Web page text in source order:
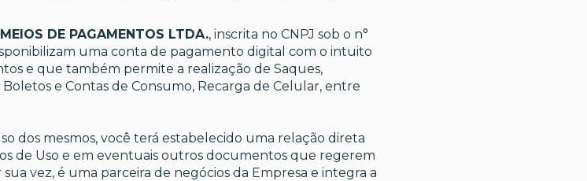
DE PAGAMENTOS LTDA., inscrita no CNPJ sob o n°
uma conta de pagamento digital com o intuito
e que também permite a realização de Saques,
e Contas de Consumo, Recarga de Celular, entre
dos mesmos, você terá estabelecido uma relação direta
de Uso e em eventuais outros documentos que regerem
vez, é uma parceira de negócios da Empresa e integra a